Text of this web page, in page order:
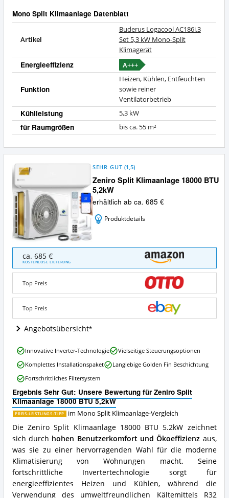
Mono Split Klimaanlage Datenblatt
Artikel
Buderus Logacool AC186i.3
Set 5,3 kW Mono-Split
Klimagerät
Energieeffizienz A+++
Funktion
Heizen, Kühlen, Entfeuchten
sowie reiner
Ventilatorbetrieb
Kühlleistung 5,3 kW
für Raumgrößen bis ca. 55 m²
Zeniro Split Klimaanlage 18000 BTU
5,2kW
SEHR GUT (1,5)
erhältlich ab ca. 685 €
Produktdetails
Zeniro
Split
Klimaanlage
18000
BTU
5,2kW
Angebote:
Wo
ist
diese
Split
Klimaanlage
erhältlich?
ca. 685 €
KOSTENLOSE LIEFERUNG
Top Preis
Top Preis
Angebotsübersicht
Ergebnis Sehr Gut: Unsere Bewertung für Zeniro Split
Klimaanlage 18000 BTU 5,2kW
PREIS-LEISTUNGS-TIPP im Mono Split Klimaanlage-Vergleich
Die Zeniro Split Klimaanlage 18000 BTU 5.2kW zeichnet
sich durch hohen Benutzerkomfort und Ökoeffizienz aus,
was sie zu einer hervorragenden Wahl für die moderne
Klimatisierung von Wohnungen macht. Seine
fortschrittliche Invertertechnologie sorgt für
energieeffizientes Heizen und Kühlen, während die
Verwendung des umweltfreundlichen Kältemittels R32
Zeniro
Split
Klimaanlage
18000
BTU
5,2kW
Vorteile:
Was
spricht
für
diese
Mono
Split
Klimaanlage?
Innovative Inverter-Technologie
Vielseitige Steuerungsoptionen
Komplettes Installationspaket
Langlebige Golden Fin Beschichtung
Fortschrittliches Filtersystem